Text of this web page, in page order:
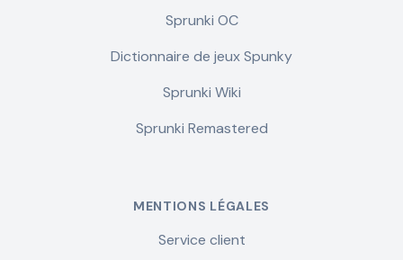
Sprunki OC
Dictionnaire de jeux Spunky
Sprunki Wiki
Sprunki Remastered
MENTIONS LÉGALES
Service client